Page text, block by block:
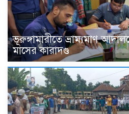
ভূরুঙ্গামারীতে ভ্রাম্যমাণ
মাসের কারাদণ্ড